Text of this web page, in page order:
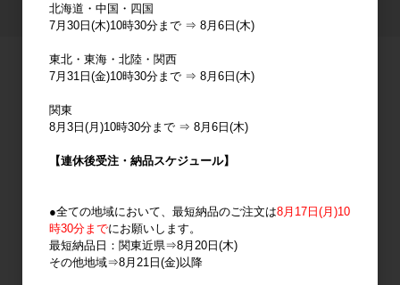
北海道・中国・四国
7月30日(木)10時30分まで ⇒ 8月6日(木)
東北・東海・北陸・関西
7月31日(金)10時30分まで ⇒ 8月6日(木)
関東
8月3日(月)10時30分まで ⇒ 8月6日(木)
【連休後受注・納品スケジュール】
●全ての地域において、最短納品のご注文は8月17日(月)10
時30分までにお願いします。
最短納品日：関東近県⇒8月20日(木)
その他地域⇒8月21日(金)以降